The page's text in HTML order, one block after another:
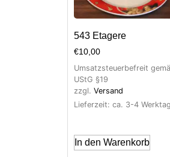
543 Etagere
€10,00
Umsatzsteuerbefreit
UStG §19
zzgl. Versand
Lieferzeit: ca. 3-4
In den Warenkorb